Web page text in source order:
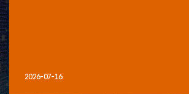
2026-07-16